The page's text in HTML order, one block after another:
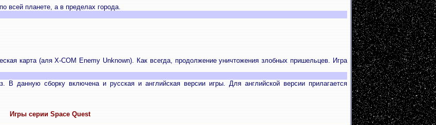
всей планете, а в пределах города.
карта (аля Х-СОМ Enemy Unknown). Как всегда, продолжение уничтожения злобных пришельцев. Игра
В данную сборку включена и русская и английская версии игры. Для английской версии прилагается
Игры серии Space Quest